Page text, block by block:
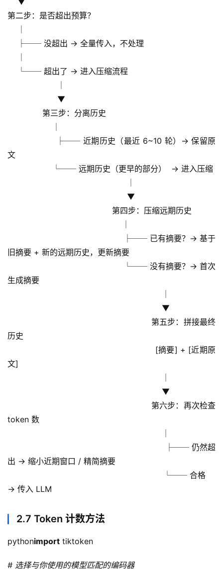
第二步：是否超出预算？
├── 没超出 → 全量传入，不处理
└── 超出了 → 进入压缩流程
▼
第三步：分离历史
├── 近期历史（最近 6~10 轮）→ 保留原
文
└── 远期历史（更早的部分）  → 进入压缩
▼
第四步：压缩远期历史
├── 已有摘要？→ 基于
旧摘要 + 新的远期历史，更新摘要
└── 没有摘要？→ 首次
生成摘要
▼
第五步：拼接最终
历史
[摘要] + [近期原
文]
▼
第六步：再次检查
token 数
├── 仍然超
出 → 缩小近期窗口 / 精简摘要
└── 合格
→ 传入 LLM
2.7 Token 计数方法
pythonimport tiktoken
# 选择与你使用的模型匹配的编码器